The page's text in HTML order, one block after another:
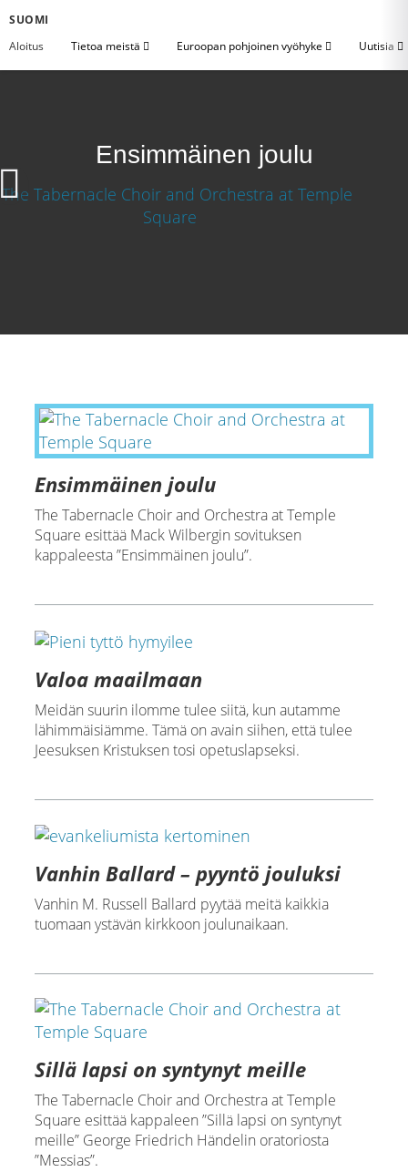
SUOMI
Aloitus
Tietoa meistä Euroopan pohjoinen vyöhyke Uutisia
Ensimmäinen joulu
Ensimmäinen joulu
The Tabernacle Choir and Orchestra at Temple
Square esittää Mack Wilbergin sovituksen
kappaleesta ”Ensimmäinen joulu”.
Valoa maailmaan
Meidän suurin ilomme tulee siitä, kun autamme
lähimmäisiämme. Tämä on avain siihen, että tulee
Jeesuksen Kristuksen tosi opetuslapseksi.
Vanhin Ballard – pyyntö jouluksi
Vanhin M. Russell Ballard pyytää meitä kaikkia
tuomaan ystävän kirkkoon joulunaikaan.
Sillä lapsi on syntynyt meille
The Tabernacle Choir and Orchestra at Temple
Square esittää kappaleen ”Sillä lapsi on syntynyt
meille” George Friedrich Händelin oratoriosta
”Messias”.